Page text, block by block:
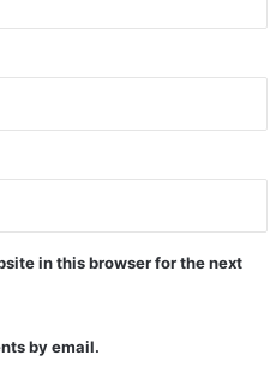
in this browser for the next
by email.